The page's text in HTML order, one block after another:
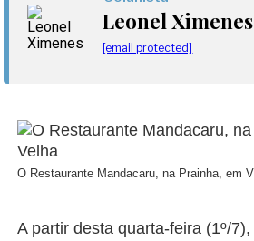
Leonel Ximenes
[email protected]
O Restaurante Mandacaru, na Prainha, em
A partir desta quarta-feira (1º/7),